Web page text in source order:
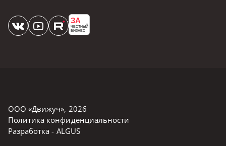
ЗА
ЧЕСТНЫЙ
БИЗНЕС
ООО «Движуч», 2026
Политика конфиденциальности
Разработка - ALGUS